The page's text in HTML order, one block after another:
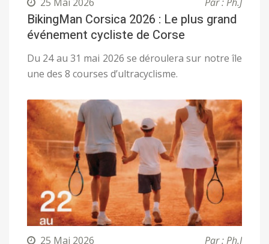
BikingMan Corsica 2026 : Le plus grand
événement cycliste de Corse
Du 24 au 31 mai 2026 se déroulera sur notre île
une des 8 courses d’ultracyclisme.
25 Mai 2026 Par : Ph.J